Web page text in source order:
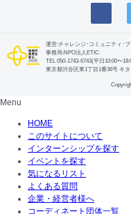
運営:チャレンジ･コミュニティ･プ
事務局:NPO法人ETIC.
TEL 050-1743-6743(平日10:00〜
東京都渋谷区東1丁目1番36号 キ
Menu
HOME
このサイトについて
インターンシップを探す
イベントを探す
気になるリスト
よくある質問
企業・経営者様へ
コーディネート団体一覧